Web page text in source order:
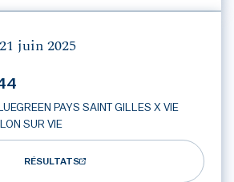
juin 2025
PAYS SAINT GILLES X VIE
SUR VIE
RÉSULTATS